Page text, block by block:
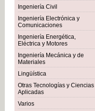
Ingeniería Civil
Ingeniería Electrónica y
Comunicaciones
Ingeniería Energética,
Eléctrica y Motores
Ingeniería Mecánica y de
Materiales
Lingüística
Otras Tecnologías y Ciencias
Aplicadas
Varios